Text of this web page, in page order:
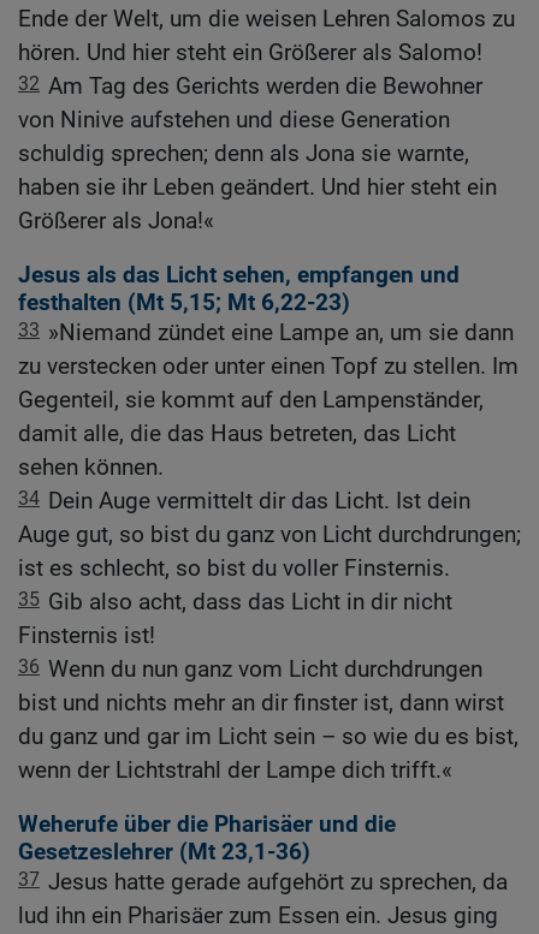
Ende der Welt, um die weisen Lehren Salomos zu
hören. Und hier steht ein Größerer als Salomo!
32 Am Tag des Gerichts werden die Bewohner
von Ninive aufstehen und diese Generation
schuldig sprechen; denn als Jona sie warnte,
haben sie ihr Leben geändert. Und hier steht ein
Größerer als Jona!«
Jesus als das Licht sehen, empfangen und
festhalten (Mt 5,15; Mt 6,22-23)
33 »Niemand zündet eine Lampe an, um sie dann
zu verstecken oder unter einen Topf zu stellen. Im
Gegenteil, sie kommt auf den Lampenständer,
damit alle, die das Haus betreten, das Licht
sehen können.
34 Dein Auge vermittelt dir das Licht. Ist dein
Auge gut, so bist du ganz von Licht durchdrungen;
ist es schlecht, so bist du voller Finsternis.
35 Gib also acht, dass das Licht in dir nicht
Finsternis ist!
36 Wenn du nun ganz vom Licht durchdrungen
bist und nichts mehr an dir finster ist, dann wirst
du ganz und gar im Licht sein – so wie du es bist,
wenn der Lichtstrahl der Lampe dich trifft.«
Weherufe über die Pharisäer und die
Gesetzeslehrer (Mt 23,1-36)
37 Jesus hatte gerade aufgehört zu sprechen, da
lud ihn ein Pharisäer zum Essen ein. Jesus ging